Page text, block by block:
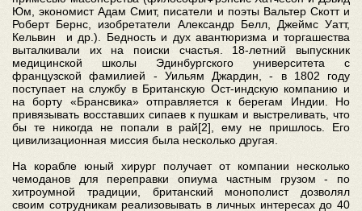
Юм, экономист Адам Смит, писатели и поэты Вальтер Скотт и
Роберт Бернс, изобретатели Александр Белл, Джеймс Уатт,
Кельвин и др.). Бедность и дух авантюризма и торгашества
выталкивали их на поиски счастья. 18-летний выпускник
медицинской школы Эдинбургского университета с
французской фамилией - Уильям Джардин, - в 1802 году
поступает на службу в Британскую Ост-индскую компанию и
на борту «Брансвика» отправляется к берегам Индии. Но
привязывать восставших сипаев к пушкам и выстреливать, что
бы те никогда не попали в рай[2], ему не пришлось. Его
цивилизационная миссия была несколько другая.
На корабле юный хирург получает от компании несколько
чемоданов для переправки опиума частным грузом - по
хитроумной традиции, британский монополист дозволял
своим сотрудникам реализовывать в личных интересах до 40